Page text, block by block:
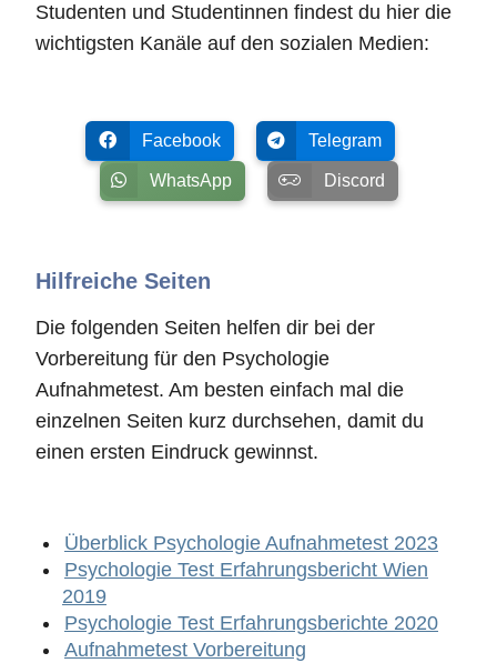
Studenten und Studentinnen findest du hier die
wichtigsten Kanäle auf den sozialen Medien:
Facebook Telegram
WhatsApp Discord
Hilfreiche Seiten
Die folgenden Seiten helfen dir bei der
Vorbereitung für den Psychologie
Aufnahmetest. Am besten einfach mal die
einzelnen Seiten kurz durchsehen, damit du
einen ersten Eindruck gewinnst.
Überblick Psychologie Aufnahmetest 2023
Psychologie Test Erfahrungsbericht Wien
2019
Psychologie Test Erfahrungsberichte 2020
Aufnahmetest Vorbereitung